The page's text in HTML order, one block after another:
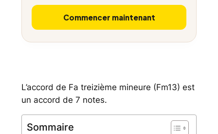
Commencer maintenant
L’accord de Fa treizième mineure (Fm13) est
un accord de 7 notes.
Sommaire